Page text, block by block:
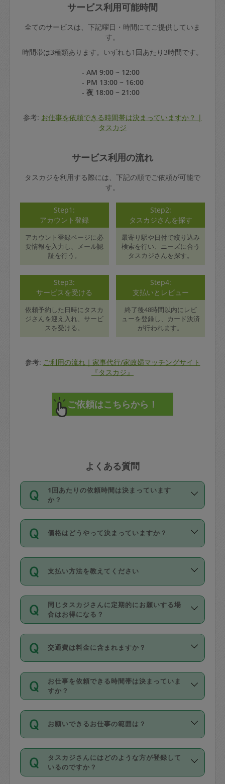
サービス利用可能時間
全てのサービスは、下記曜日・時間にてご提供していま
す。
時間帯は3種類あります。いずれも1回あたり3時間です。
- AM 9:00 ~ 12:00
- PM 13:00 ~ 16:00
- 夜 18:00 ~ 21:00
参考: お仕事を依頼できる時間帯は決まっていますか？ |
タスカジ
サービス利用の流れ
タスカジを利用する際には、下記の順でご依頼が可能で
す。
Step1:
アカウント登録
アカウント登録ページに必
要情報を入力し、メール認
証を行う。
Step2:
タスカジさんを探す
最寄り駅や日付で絞り込み
検索を行い、ニーズに合う
タスカジさんを探す。
Step3:
サービスを受ける
依頼予約した日時にタスカ
ジさんを迎え入れ、サービ
スを受ける。
Step4:
支払いとレビュー
終了後48時間以内にレビ
ューを登録し、カード決済
が行われます。
参考: ご利用の流れ｜家事代行/家政婦マッチングサイト
『タスカジ』
よくある質問
1回あたりの依頼時間は決まっています
か？
依頼1回につき3時間固定です。3時間を
超えて依頼したい場合は、延長機能をご
利用ください。機能をご利用いただくに
の上事前申請することが必要です。な
お、3時間を下回っても、値引き等はござ
いません。
価格はどうやって決まっていますか？
11種類の価格帯の中からタスカジさん自
身が価格を選んで設定しています。
タスカジさんの価格設定には最初は制限
があり、レビュー件数、レビューの平均
値、などで除々に設定可能な最高額が上
がっていく仕組みになっています。
支払い方法を教えてください
お支払方法はクレジットカード（Visa／
Master／JCB／AMERICAN EXPRESS／
Diners Club）のみとなります。
を行う際にご入力ください。プロフィー
ル登録時にはご入力いただかなくても大
丈夫です。
デビットカード・プリペイドカード（Vプ
リカ、au WALLETなど）は支払にはご利
銀行振込や現金払いも対応していませ
なお、タスカジさんの交通費も、依頼料
金のご請求と合わせてお支払いとなりま
同じタスカジさんに定期的にお願いする場
合はお得になる？
依頼には「スポット」と「定期（毎週｜
隔週）」があり、「定期」の依頼は「ス
ポット」よりお得な料金でご利用できま
す。
定期の最低利用回数は設けていない代わ
りに、一定数を超えたキャンセルは有償
（例：毎週定期の場合は３回以上のキャ
ンセルが有償（1200円、隔週定期の場合
は２回以上のキャンセルが有償（1200
交通費は料金に含まれますか？
交通費は依頼料金とは別途発生し、依頼
料金のご請求と合わせてお支払いとなり
ます。交通費の金額は「依頼の詳細」に
お仕事を依頼できる時間帯は決まっていま
すか？
時間帯は3種類あります。いずれも１回あ
たり３時間です。
・ＡＭ ９時～１２時
・ＰＭ １３時～１６時
・夜 １８時～２１時
お願いできるお仕事の範囲は？
掃除、整理収納、洗濯、買い物、料理、
作り置きです。タスカジさんによってで
きる仕事の範囲が異なりますので、依頼
タスカジさんにはどのような方が登録して
いるのですか？